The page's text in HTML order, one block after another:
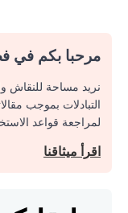
مرحبا بكم في
نريد مساحة للنقاش
التبادلات بموجب
لمراجعة قواعد
اقرأ ميثاقنا